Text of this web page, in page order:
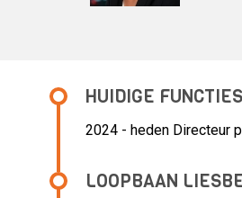
HUIDIGE
2024 - heden Directeur
LOOPBAAN